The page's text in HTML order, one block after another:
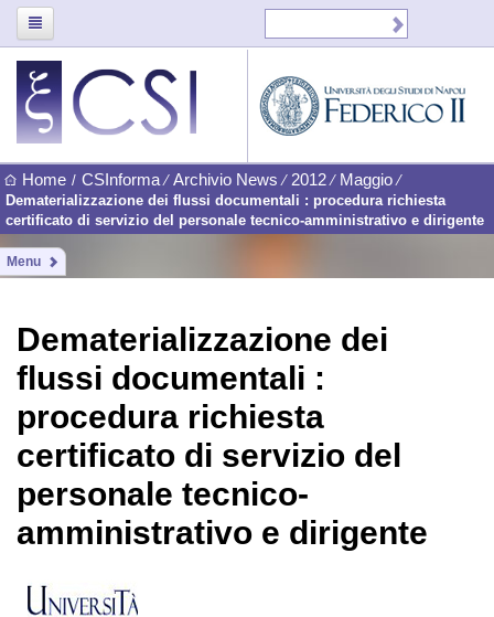
Home / CSInforma ⁄ Archivio News ⁄ 2012 ⁄ Maggio ⁄
Dematerializzazione dei flussi documentali : procedura richiesta
certificato di servizio del personale tecnico-amministrativo e dirigente
Menu
Dematerializzazione dei
flussi documentali :
procedura richiesta
certificato di servizio del
personale tecnico-
amministrativo e dirigente